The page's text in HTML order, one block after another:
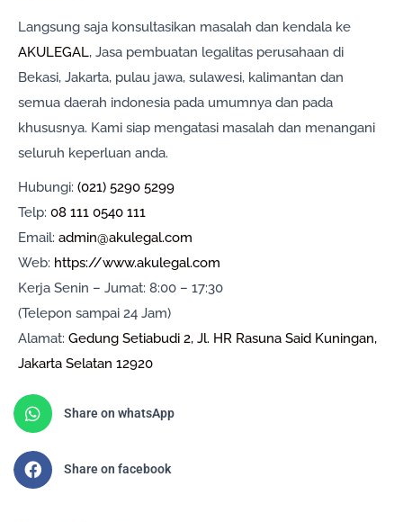
Langsung saja konsultasikan masalah dan kendala ke
AKULEGAL, Jasa pembuatan legalitas perusahaan di
Bekasi, Jakarta, pulau jawa, sulawesi, kalimantan dan
semua daerah indonesia pada umumnya dan pada
khususnya. Kami siap mengatasi masalah dan menangani
seluruh keperluan anda.
Hubungi: (021) 5290 5299
Telp: 08 111 0540 111
Email: admin@akulegal.com
Web: https://www.akulegal.com
Kerja Senin – Jumat: 8:00 – 17:30
(Telepon sampai 24 Jam)
Alamat: Gedung Setiabudi 2, Jl. HR Rasuna Said Kuningan,
Jakarta Selatan 12920
Share on whatsApp
Share on facebook